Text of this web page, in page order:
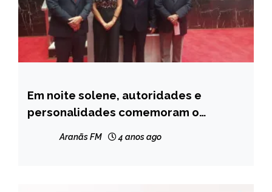
CAPELINHA
MINAS
Em noite solene, autoridades e
personalidades comemoram o
centenário do Rádio
Aranãs FM 4 anos ago